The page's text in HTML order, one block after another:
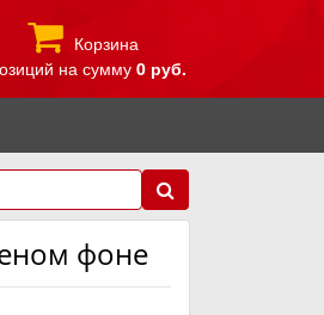
Корзина
на сумму 0 руб.
фоне